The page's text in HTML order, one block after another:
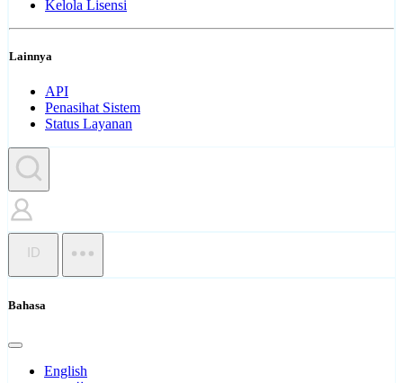
Kelola Lisensi
Lainnya
API
Penasihat Sistem
Status Layanan
ID
Bahasa
English